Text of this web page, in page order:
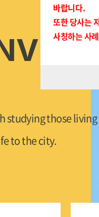
바랍니다.
또한 당사는
사칭하는 사
studying those
to the city.